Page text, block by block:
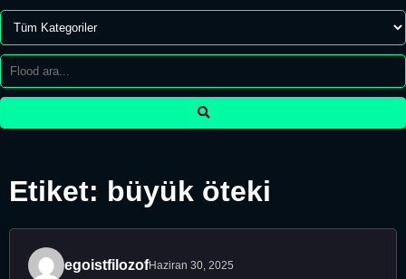
Etiket: büyük öteki
egoistfilozofHaziran 30, 2025